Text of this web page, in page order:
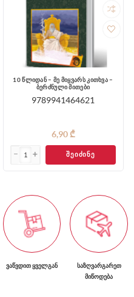
10 წლიდან – მე მიყვარს კითხვა –
ბერძნული მითები
9789941464621
6,90 ₾
ᲨᲔᲘᲫᲘᲜᲔ
ᲕᲐᲬᲕᲓᲘᲗ ᲧᲕᲔᲚᲒᲐᲜ
ᲡᲐᲖᲦᲕᲐᲠᲒᲐᲠᲔᲗ
ᲛᲘᲬᲝᲓᲔᲑᲐ